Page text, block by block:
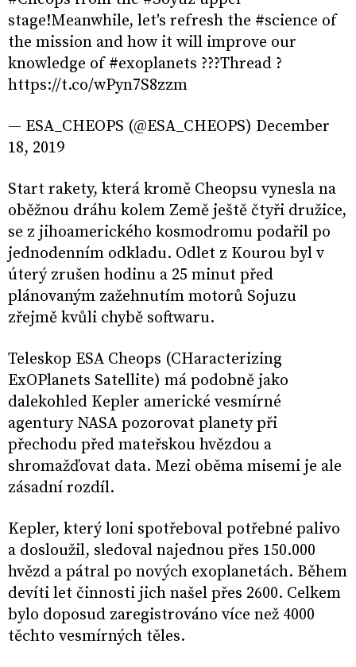
stage!Meanwhile, let's refresh the #science of
the mission and how it will improve our
knowledge of #exoplanets ???Thread ?
https://t.co/wPyn7S8zzm
— ESA_CHEOPS (@ESA_CHEOPS) December
18, 2019
Start rakety, která kromě Cheopsu vynesla na
oběžnou dráhu kolem Země ještě čtyři družice,
se z jihoamerického kosmodromu podařil po
jednodenním odkladu. Odlet z Kourou byl v
úterý zrušen hodinu a 25 minut před
plánovaným zažehnutím motorů Sojuzu
zřejmě kvůli chybě softwaru.
Teleskop ESA Cheops (CHaracterizing
ExOPlanets Satellite) má podobně jako
dalekohled Kepler americké vesmírné
agentury NASA pozorovat planety při
přechodu před mateřskou hvězdou a
shromažďovat data. Mezi oběma misemi je ale
zásadní rozdíl.
Kepler, který loni spotřeboval potřebné palivo
a dosloužil, sledoval najednou přes 150.000
hvězd a pátral po nových exoplanetách. Během
devíti let činnosti jich našel přes 2600. Celkem
bylo doposud zaregistrováno více než 4000
těchto vesmírných těles.